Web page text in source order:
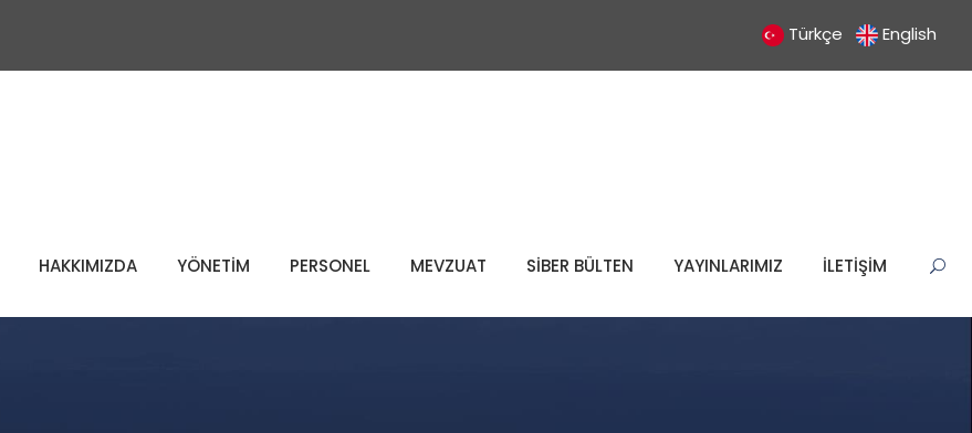
Türkçe English
HAKKIMIZDA YÖNETİM PERSONEL MEVZUAT SİBER BÜLTEN YAYINLARIMIZ İLETİŞİM